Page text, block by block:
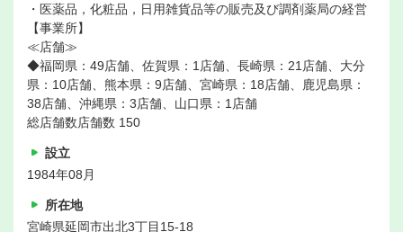
・医薬品，化粧品，日用雑貨品等の販売及び調剤薬局の経営
【事業所】
≪店舗≫
◆福岡県：49店舗、佐賀県：1店舗、長崎県：21店舗、大分
県：10店舗、熊本県：9店舗、宮崎県：18店舗、鹿児島県：
38店舗、沖縄県：3店舗、山口県：1店舗
総店舗数店舗数 150
設立
1984年08月
所在地
宮崎県延岡市出北3丁目15-18